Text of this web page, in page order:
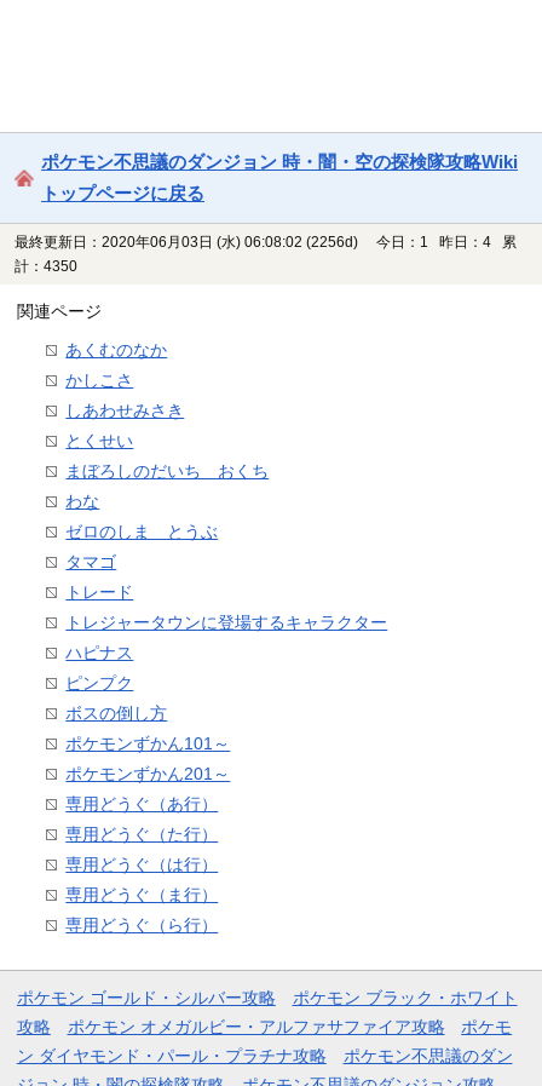
ポケモン不思議のダンジョン 時・闇・空の探検隊攻略Wiki
トップページに戻る
最終更新日：2020年06月03日 (水) 06:08:02 (2256d)
今日：1 昨日：4 累
計：4350
関連ページ
あくむのなか
かしこさ
しあわせみさき
とくせい
まぼろしのだいち おくち
わな
ゼロのしま とうぶ
タマゴ
トレード
トレジャータウンに登場するキャラクター
ハピナス
ピンプク
ボスの倒し方
ポケモンずかん101～
ポケモンずかん201～
専用どうぐ（あ行）
専用どうぐ（た行）
専用どうぐ（は行）
専用どうぐ（ま行）
専用どうぐ（ら行）
ポケモン ゴールド・シルバー攻略
ポケモン ブラック・ホワイト
攻略
ポケモン オメガルビー・アルファサファイア攻略
ポケモ
ン ダイヤモンド・パール・プラチナ攻略
ポケモン不思議のダン